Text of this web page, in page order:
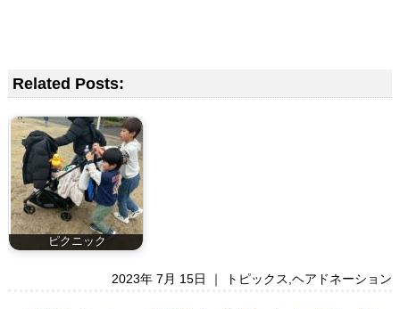
Related Posts:
ピクニック
2023年 7月 15日 ｜ トピックス ,ヘアドネーション